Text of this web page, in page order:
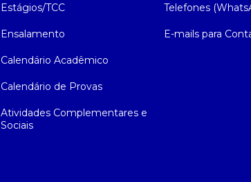
Estágios/TCC
Ensalamento
Calendário Acadêmico
Calendário de Provas
Atividades Complementares e
Sociais
Telefones
E-mails para